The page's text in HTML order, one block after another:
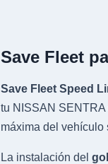
Save Fleet
Save Fleet Speed
tu NISSAN SENTRA
máxima del vehículo
La instalación del